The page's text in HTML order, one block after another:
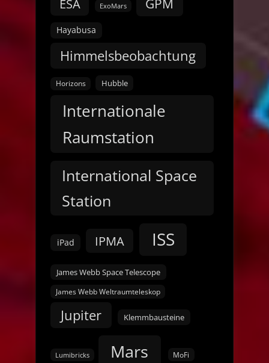
ESA ExoMars GPM
Hayabusa
Himmelsbeobachtung
Horizons Hubble
Internationale
Raumstation
International Space
Station
iPad IPMA ISS
James Webb Space Telescope
James Webb Weltraumteleskop
Jupiter Klemmbausteine
Lumibricks Mars MoFi